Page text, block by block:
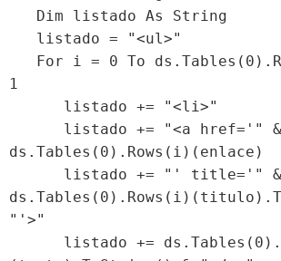
Dim listado As String
listado = "<ul>"
For i = 0 To
1
listado += "<li>"
listado += "<a href='" &
ds.Tables(0).Rows(i)(enlace)
listado += "' title='" &
"'>"
listado +=